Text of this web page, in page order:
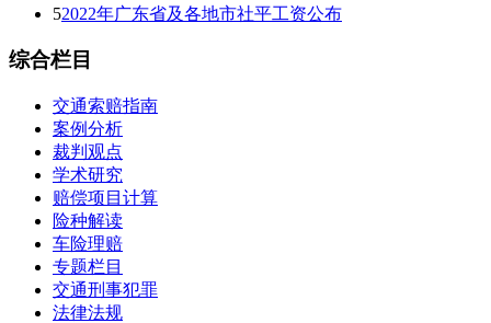
52022年广东省及各地市社平工资公布
综合栏目
交通索赔指南
案例分析
裁判观点
学术研究
赔偿项目计算
险种解读
车险理赔
专题栏目
交通刑事犯罪
法律法规